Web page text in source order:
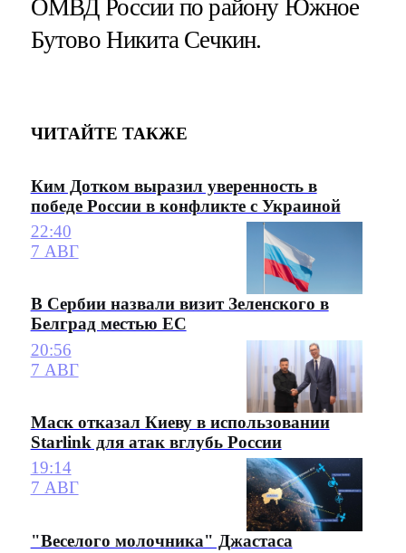
ОМВД России по району Южное
Бутово Никита Сечкин.
ЧИТАЙТЕ ТАКЖЕ
Ким Дотком выразил уверенность в
победе России в конфликте с Украиной
22:40
7 АВГ
В Сербии назвали визит Зеленского в
Белград местью ЕС
20:56
7 АВГ
Маск отказал Киеву в использовании
Starlink для атак вглубь России
19:14
7 АВГ
"Веселого молочника" Джастаса